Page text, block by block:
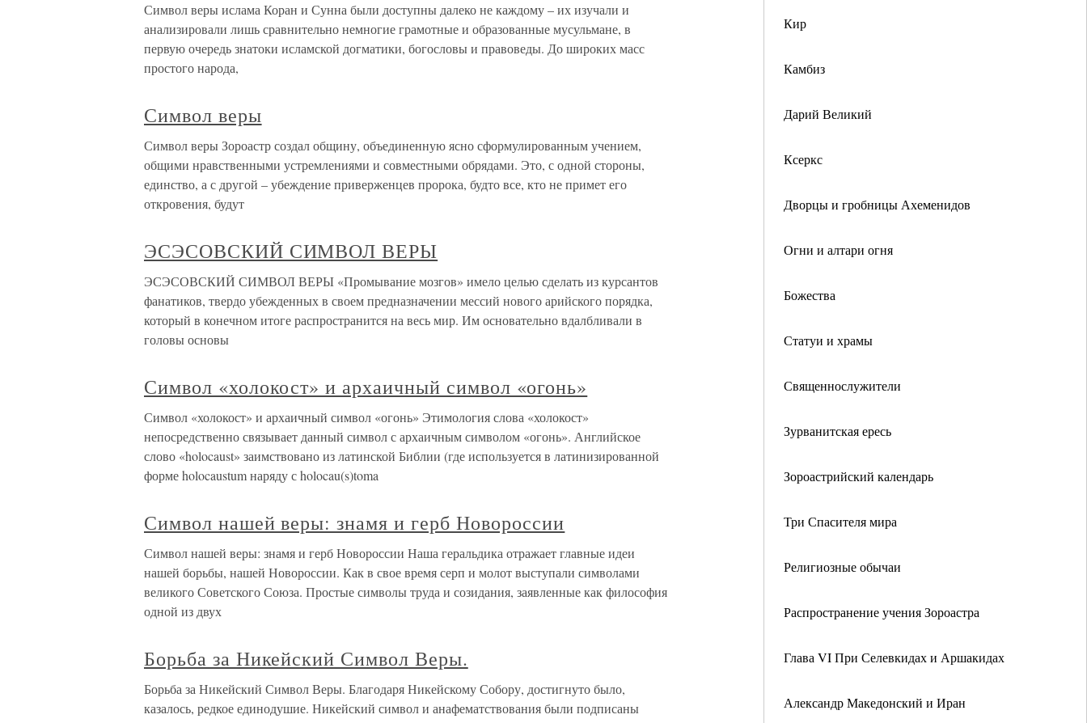
Кир
Камбиз
Дарий Великий
Ксеркс
Дворцы и гробницы Ахеменидов
Огни и алтари огня
Божества
Статуи и храмы
Священнослужители
Зурванитская ересь
Зороастрийский календарь
Три Спасителя мира
Религиозные обычаи
Распространение учения Зороастра
Глава VI При Селевкидах и Аршакидах
Александр Македонский и Иран
Символ веры ислама Коран и Сунна были доступны далеко не каждому – их изучали и
анализировали лишь сравнительно немногие грамотные и образованные мусульмане, в
первую очередь знатоки исламской догматики, богословы и правоведы. До широких масс
простого народа,
Символ веры
Символ веры Зороастр создал общину, объединенную ясно сформулированным учением,
общими нравственными устремлениями и совместными обрядами. Это, с одной стороны,
единство, а с другой – убеждение приверженцев пророка, будто все, кто не примет его
откровения, будут
ЭСЭСОВСКИЙ СИМВОЛ ВЕРЫ
ЭСЭСОВСКИЙ СИМВОЛ ВЕРЫ «Промывание мозгов» имело целью сделать из курсантов
фанатиков, твердо убежденных в своем предназначении мессий нового арийского порядка,
который в конечном итоге распространится на весь мир. Им основательно вдалбливали в
головы основы
Символ «холокост» и архаичный символ «огонь»
Символ «холокост» и архаичный символ «огонь» Этимология слова «холокост»
непосредственно связывает данный символ с архаичным символом «огонь». Английское
слово «holocaust» заимствовано из латинской Библии (где используется в латинизированной
форме holocaustum наряду с holocau(s)toma
Символ нашей веры: знамя и герб Новороссии
Символ нашей веры: знамя и герб Новороссии Наша геральдика отражает главные идеи
нашей борьбы, нашей Новороссии. Как в свое время серп и молот выступали символами
великого Советского Союза. Простые символы труда и созидания, заявленные как философия
одной из двух
Борьба за Никейский Символ Веры.
Борьба за Никейский Символ Веры. Благодаря Никейскому Собору, достигнуто было,
казалось, редкое единодушие. Никейский символ и анафематствования были подписаны